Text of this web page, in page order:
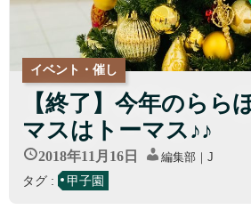
イベント・催し
【終了】今年のらら
マスはトーマス♪♪
2018年11月16日 編集部｜J
タグ : 甲子園